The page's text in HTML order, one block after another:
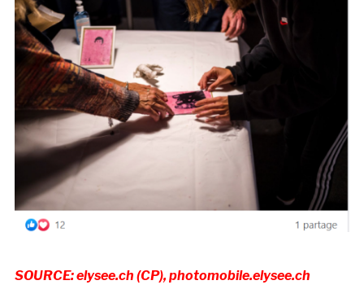
SOURCE: elysee.ch (CP), photomobile.elysee.ch